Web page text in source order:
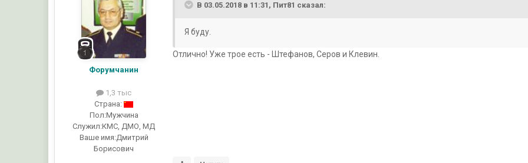
Форумчанин
1,3 тыс
Страна:
Пол:Мужчина
Служил:КМС, ДМО, МД
Ваше имя:Дмитрий
Борисович
В 03.05.2018 в 11:31, Пит81 сказал:
Я буду.
Отлично! Уже трое есть - Штефанов, Серов и Клевин.